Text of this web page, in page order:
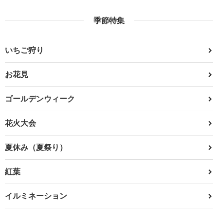
季節特集
いちご狩り
お花見
ゴールデンウィーク
花火大会
夏休み（夏祭り）
紅葉
イルミネーション